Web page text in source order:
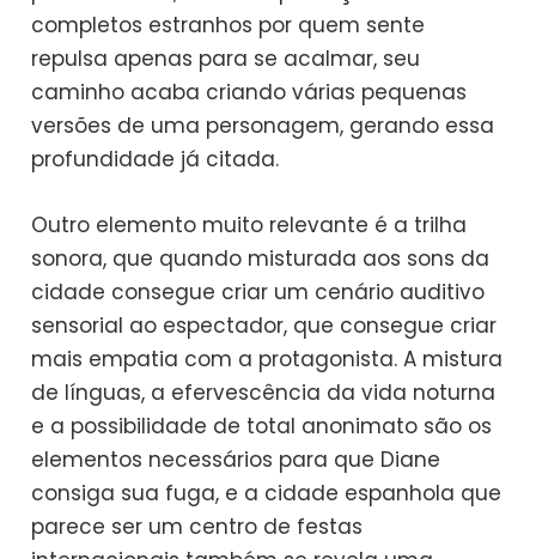
completos estranhos por quem sente
repulsa apenas para se acalmar, seu
caminho acaba criando várias pequenas
versões de uma personagem, gerando essa
profundidade já citada.
Outro elemento muito relevante é a trilha
sonora, que quando misturada aos sons da
cidade consegue criar um cenário auditivo
sensorial ao espectador, que consegue criar
mais empatia com a protagonista. A mistura
de línguas, a efervescência da vida noturna
e a possibilidade de total anonimato são os
elementos necessários para que Diane
consiga sua fuga, e a cidade espanhola que
parece ser um centro de festas